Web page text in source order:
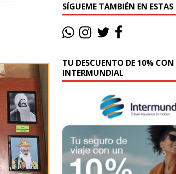
JAMAICA
SÍGUEME TAMBIÉN EN ESTAS
TU DESCUENTO DE 10% CON
INTERMUNDIAL